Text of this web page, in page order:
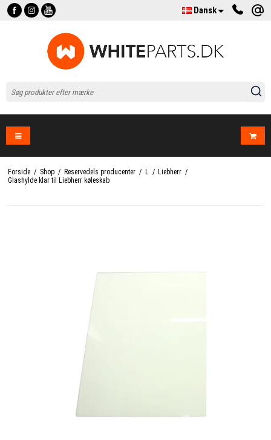
Dansk
Forside / Shop / Reservedels producenter / L / Liebherr /
Glashylde klar til Liebherr køleskab